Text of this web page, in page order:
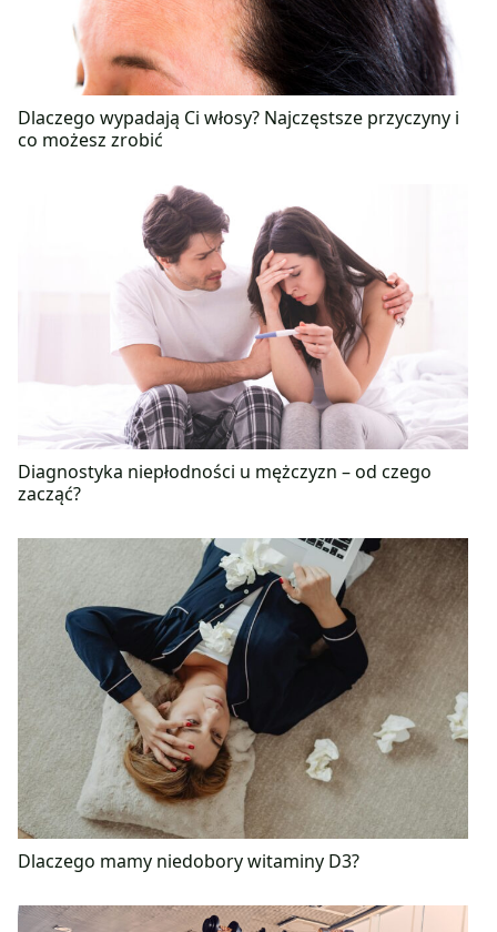
Dlaczego wypadają Ci włosy? Najczęstsze przyczyny i
co możesz zrobić
Diagnostyka niepłodności u mężczyzn – od czego
zacząć?
Dlaczego mamy niedobory witaminy D3?